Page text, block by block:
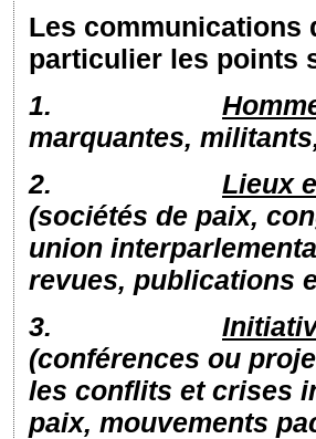
Les communications
particulier les points
1.
marquantes,
2.
Lieux
(sociétés de paix,
union
revues, publications
3.
(conférences ou
les conflits et crises
paix, mouvements